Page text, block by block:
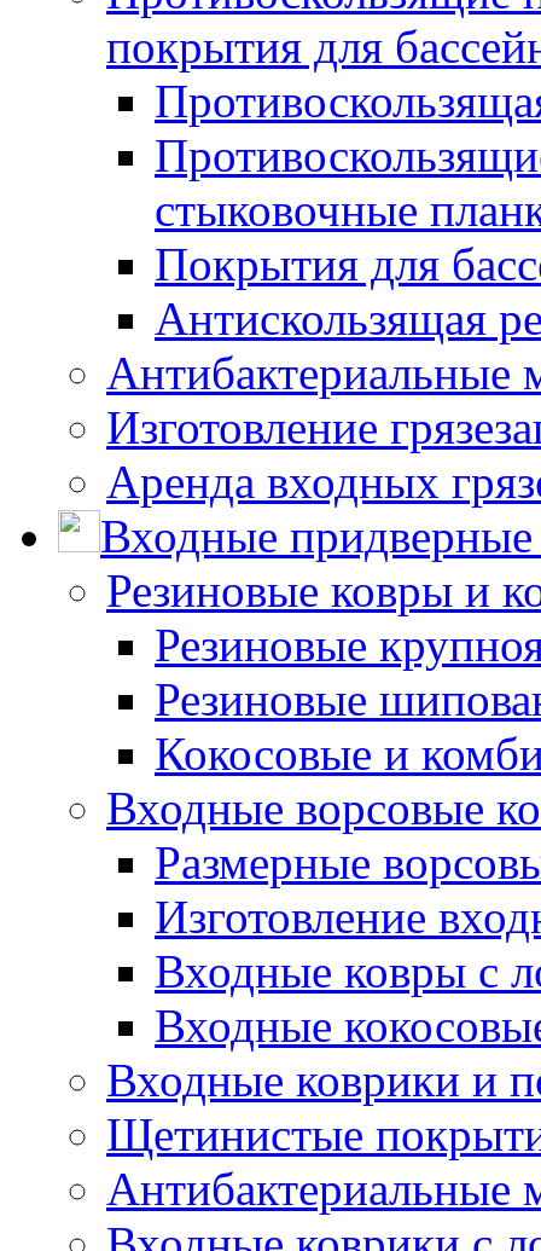
покрытия для
стыковочные
Покрытия для
Антискользящая
Антибактериальные
Изготовление
Аренда входных
Входные
Резиновые ковры и
Резиновые
Резиновые
Кокосовые и
Входные ворсовые
Размерные
Изготовление
Входные ковры с
Входные
Входные коврики и
Щетинистые
Антибактериальные